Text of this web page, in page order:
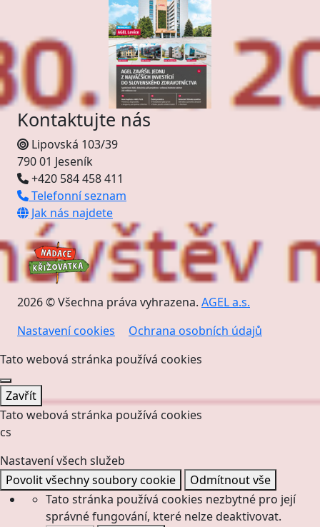
Kontaktujte nás
Lipovská 103/39
790 01 Jeseník
+420 584 458 411
Telefonní seznam
Jak nás najdete
2026 © Všechna práva vyhrazena. AGEL a.s.
Nastavení cookies
Ochrana osobních údajů
Tato webová stránka používá cookies
Zavřít
Tato webová stránka používá cookies
cs
Nastavení všech služeb
Povolit všechny soubory cookie
Odmítnout vše
Tato stránka používá cookies nezbytné pro její
správné fungování, které nelze deaktivovat.